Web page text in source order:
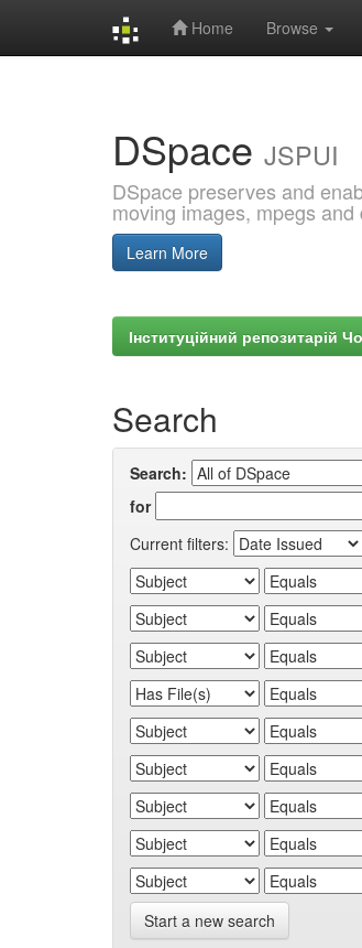
Home Browse
DSpace JSPUI
DSpace preserves and
moving images, mpegs and
Learn More
Інституційний репозитарій
Search
Search:
for
Current filters:
Start a new search